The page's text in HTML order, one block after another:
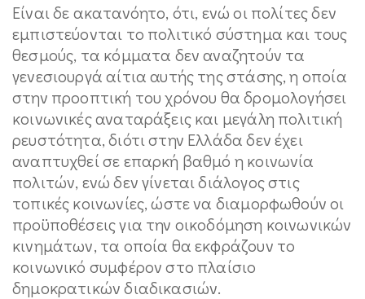
Είναι δε ακατανόητο, ότι, ενώ οι πολίτες δεν
εμπιστεύονται το πολιτικό σύστημα και τους
θεσμούς, τα κόμματα δεν αναζητούν τα
γενεσιουργά αίτια αυτής της στάσης, η οποία
στην προοπτική του χρόνου θα δρομολογήσει
κοινωνικές αναταράξεις και μεγάλη πολιτική
ρευστότητα, διότι στην Ελλάδα δεν έχει
αναπτυχθεί σε επαρκή βαθμό η κοινωνία
πολιτών, ενώ δεν γίνεται διάλογος στις
τοπικές κοινωνίες, ώστε να διαμορφωθούν οι
προϋποθέσεις για την οικοδόμηση κοινωνικών
κινημάτων, τα οποία θα εκφράζουν το
κοινωνικό συμφέρον στο πλαίσιο
δημοκρατικών διαδικασιών.